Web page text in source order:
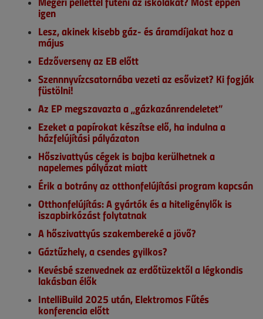
igen
Lesz, akinek kisebb gáz- és áramdíjakat hoz a
május
Edzőverseny az EB előtt
Szennnyvízcsatornába vezeti az esővizet? Ki fogják
füstölni!
Az EP megszavazta a „gázkazánrendeletet”
Ezeket a papírokat készítse elő, ha indulna a
házfelújítási pályázaton
Hőszivattyús cégek is bajba kerülhetnek a
napelemes pályázat miatt
Érik a botrány az otthonfelújítási program kapcsán
Otthonfelújítás: A gyártók és a hiteligénylők is
iszapbirkózást folytatnak
A hőszivattyús szakembereké a jövő?
Gáztűzhely, a csendes gyilkos?
Kevésbé szenvednek az erdőtüzektől a légkondis
lakásban élők
IntelliBuild 2025 után, Elektromos Fűtés
konferencia előtt